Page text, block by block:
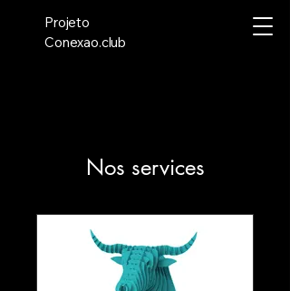
Projeto
Conexao.club
Nos services